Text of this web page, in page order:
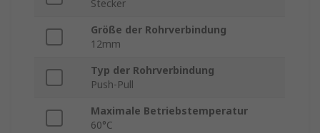
Stecker
Größe der Rohrverbindung
12mm
Typ der Rohrverbindung
Push-Pull
Maximale Betriebstemperatur
60°C